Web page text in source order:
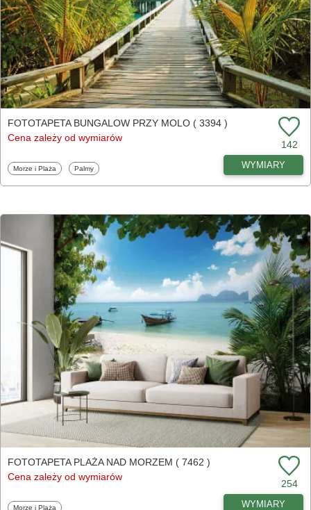
FOTOTAPETA BUNGALOW PRZY MOLO ( 3394 )
Cena zależy od wymiarów
142
Fototapety
Morze i Plaża Fototapety
Palmy WYMIARY
FOTOTAPETA PLAŻA NAD MORZEM ( 7462 )
Cena zależy od wymiarów
254
Fototapety
Morze i Plaża WYMIARY